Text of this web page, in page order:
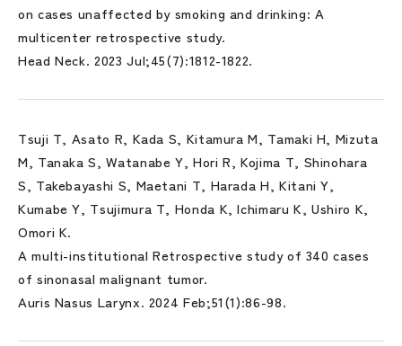
on cases unaffected by smoking and drinking: A
multicenter retrospective study.
Head Neck. 2023 Jul;45(7):1812-1822.
Tsuji T, Asato R, Kada S, Kitamura M, Tamaki H, Mizuta
M, Tanaka S, Watanabe Y, Hori R, Kojima T, Shinohara
S, Takebayashi S, Maetani T, Harada H, Kitani Y,
Kumabe Y, Tsujimura T, Honda K, Ichimaru K, Ushiro K,
Omori K.
A multi-institutional Retrospective study of 340 cases
of sinonasal malignant tumor.
Auris Nasus Larynx. 2024 Feb;51(1):86-98.